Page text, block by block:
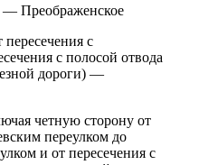
— Преображенское
с
с полосой отвода
дороги) —
четную сторону от
переулком до
и от пересечения с